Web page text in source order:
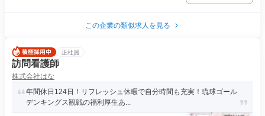
この企業の類似求人を見る
正社員
訪問看護師
株式会社はな
年間休日124日！リフレッシュ休暇で自分時間も充実！琉球ゴール
デンキングス観戦の福利厚生あ...